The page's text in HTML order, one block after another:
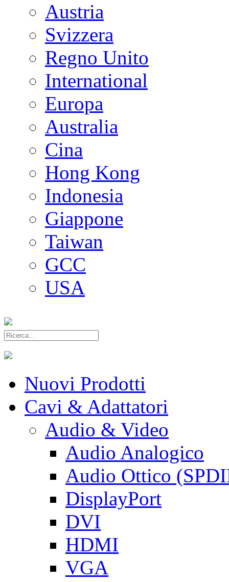
Austria
Svizzera
Regno Unito
International
Europa
Australia
Cina
Hong Kong
Indonesia
Giappone
Taiwan
GCC
USA
Nuovi Prodotti
Cavi & Adattatori
Audio & Video
Audio Analogico
Audio Ottico
DisplayPort
DVI
HDMI
VGA